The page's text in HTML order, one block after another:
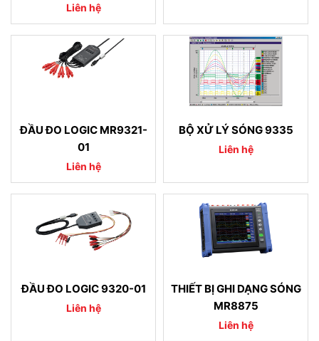
Liên hệ
ĐẦU ĐO LOGIC MR9321-
01
Liên hệ
BỘ XỬ LÝ SÓNG 9335
Liên hệ
ĐẦU ĐO LOGIC 9320-01
Liên hệ
THIẾT BỊ GHI DẠNG SÓNG
MR8875
Liên hệ